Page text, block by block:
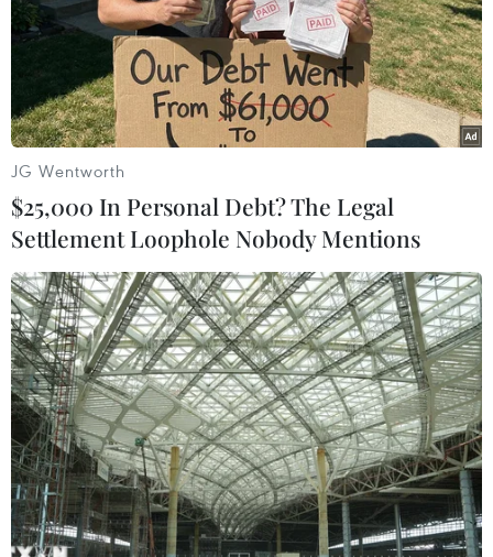
Tuyển Việt Nam thống trị đội hình
tiêu biểu AFF Suzuki Cup 2018
17/12/2018 09:59
Đặng Văn Lâm, Quế Ngọc Hải, Quang Hải, Văn Hậu
và Anh Đức của Việt Nam được Fox Sports bình chọn
vào đội hình tiêu biểu AFF Suzuki Cup 2018, trong khi
ông Park Hang-seo là HLV trưởng xuất sắc nhất.
JG Wentworth
$25,000 In Personal Debt? The Legal
Settlement Loophole Nobody Mentions